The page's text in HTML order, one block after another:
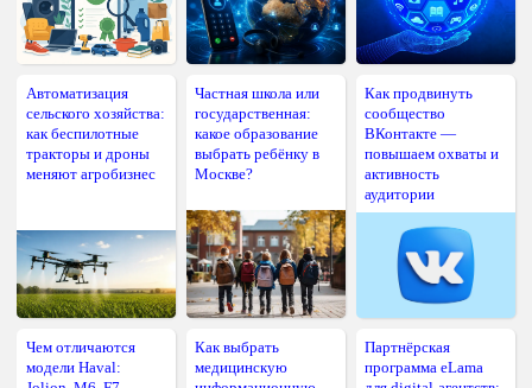
Автоматизация
сельского хозяйства:
как беспилотные
тракторы и дроны
меняют агробизнес
Частная школа или
государственная:
какое образование
выбрать ребёнку в
Москве?
Как продвинуть
сообщество
ВКонтакте —
повышаем охваты и
активность
аудитории
Чем отличаются
модели Haval:
Как выбрать
медицинскую
Партнёрская
программа eLama